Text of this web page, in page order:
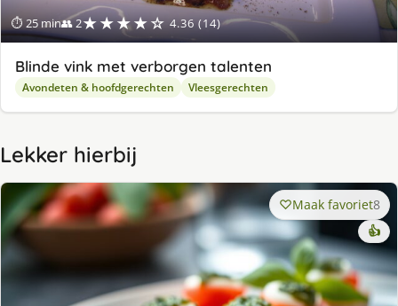
⏱ 25 min👥 2★★★★☆ 4.36 (14)
Blinde vink met verborgen talenten
Avondeten & hoofdgerechten Vleesgerechten
Lekker hierbij
Maak favoriet8
👍